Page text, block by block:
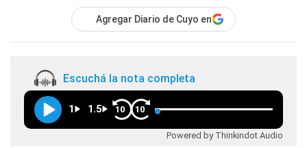
Agregar Diario de Cuyo en
Escuchá la nota completa
1 1.5 10 10
Powered by Thinkindot Audio